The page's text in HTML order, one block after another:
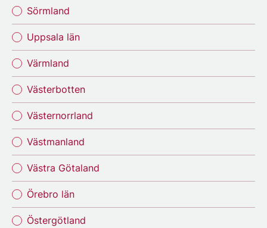
Sörmland
Uppsala län
Värmland
Västerbotten
Västernorrland
Västmanland
Västra Götaland
Örebro län
Östergötland